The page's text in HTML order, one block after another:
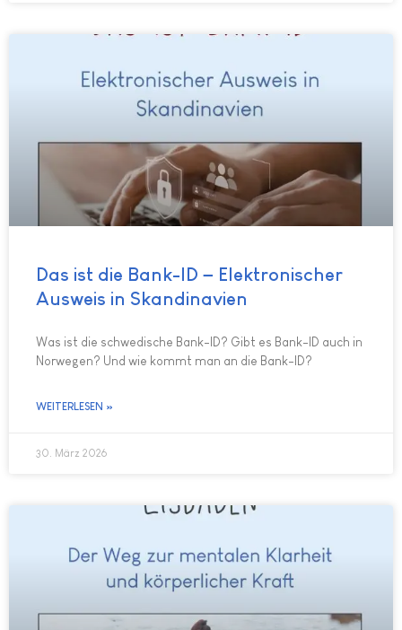
Das ist die Bank-ID – Elektronischer
Ausweis in Skandinavien
Was ist die schwedische Bank-ID? Gibt es Bank-ID auch in
Norwegen? Und wie kommt man an die Bank-ID?
WEITERLESEN »
30. März 2026